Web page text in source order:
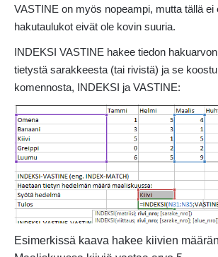
VASTINE on myös nopeampi, mutta tällä ei
hakutaulukot eivät ole kovin suuria.
INDEKSI VASTINE hakee tiedon
tietystä sarakkeesta (tai rivistä) ja se
komennosta, INDEKSI ja VASTINE:
Esimerkissä kaava hakee kiivien